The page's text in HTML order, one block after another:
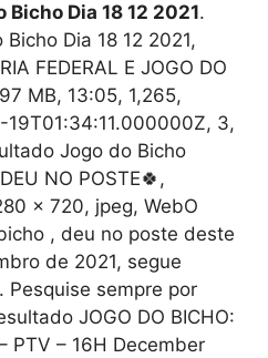
Bicho Dia 18 12 2021.
Dia 18 12 2021,
FEDERAL E JOGO DO
MB, 13:05, 1,265,
19T01:34:11.000000Z, 3,
Jogo do Bicho
NO POSTE🍀,
x 720, jpeg, WebO
, deu no poste deste
de 2021, segue
Pesquise sempre por
JOGO DO BICHO:
PTV – 16H December